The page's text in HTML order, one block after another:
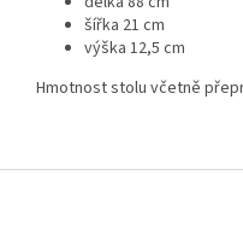
šířka 21 cm
výška 12,5 cm
Hmotnost stolu včetně